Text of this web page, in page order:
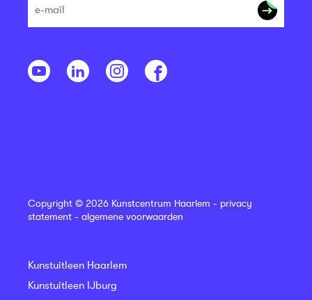
Copyright © 2026 Kunstcentrum Haarlem - privacy
statement - algemene voorwaarden
Kunstuitleen Haarlem
Kunstuitleen IJburg